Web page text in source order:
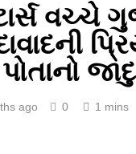
વચ્ચે
ago 0 1 mins